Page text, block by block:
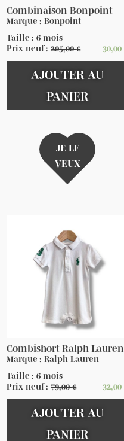
Combinaison Bonpoint
Marque : Bonpoint
Taille : 6 mois
Prix neuf :205,00€ 30,00
AJOUTER AU
PANIER
JE LE
VEUX
Combishort Ralph Lauren
Marque : Ralph Lauren
Taille : 6 mois
Prix neuf :79,00€ 32,00
AJOUTER AU
PANIER